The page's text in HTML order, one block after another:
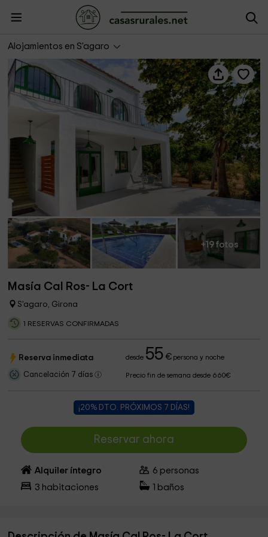
Alojamientos en S'agaro
Masía Cal Ros- La Cort
+19 fotos
Masía Cal Ros- La Cort
S'agaro, Girona
1 RESERVAS CONFIRMADAS
Reserva inmediata desde 55 €persona y noche
Cancelación 7 días Precio fin de semana desde 660€
¡20% DTO. PRÓXIMOS 7 DÍAS!
Reservar ahora
Alquiler íntegro 6 personas
3 habitaciones baños